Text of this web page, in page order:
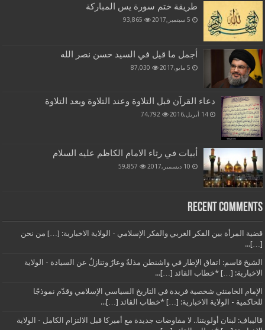
طريقة ختم سورة يس المباركة
5 سبتمبر,2017 93,865
أجمل ما قيل في السيد حسن نصر الله
5 مايو,2017 87,030
دعاء القرآن قبل التلاوة وعند التلاوة وبعد التلاوة
14 أبريل,2016 74,792
أبيات في رثاء الامام الكاظم عليه السلام
10 ديسمبر,2017 59,857
Recent Comments
قضية المرأة بين الفكر الغربي والفكر الإسلامي - الولاية الاخبارية: […] من نحن
[…]...
الشيخ قاسم: اتفاق الإطار في واشنطن مذلةٌ وعارٌ وتنازلٌ عن السيادة - الولاية
الاخبارية: […] *خطاب القائد […]...
الإمام الخامنئي شخصية فريدة في التاريخ السياسي الإسلامي وقدّم نموذجًا
للحاكمية - الولاية الاخبارية: […] *خطاب القائد […]...
قاليباف: لبنان أولويتنا.. لا مفاوضات جديدة مع أميركا قبل الالتزام الكامل - الولاية